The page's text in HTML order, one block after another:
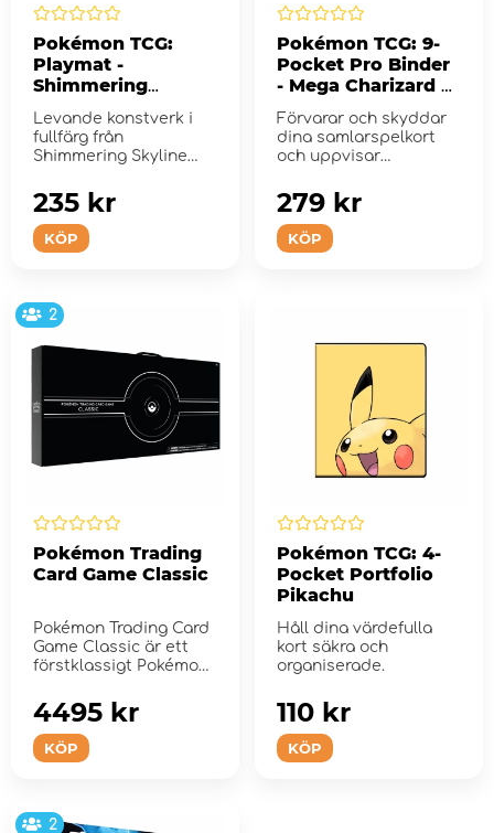
Pokémon TCG:
Playmat -
Shimmering
Skyline
Levande konstverk i
fullfärg från
Shimmering Skyline
Morpe...
KÖP
235 kr
Pokémon TCG: 9-
Pocket Pro Binder
- Mega Charizard X
& Mega Charizard Y
Förvarar och skyddar
dina samlarspelkort
och uppvisar
fullfärgskons...
KÖP
279 kr
2
Pokémon Trading
Card Game Classic
Pokémon Trading Card
Game Classic är ett
förstklassigt Pokémon
KÖP
4495 kr
Pokémon TCG: 4-
Pocket Portfolio
Pikachu
Håll dina värdefulla
kort säkra och
organiserade.
KÖP
110 kr
2